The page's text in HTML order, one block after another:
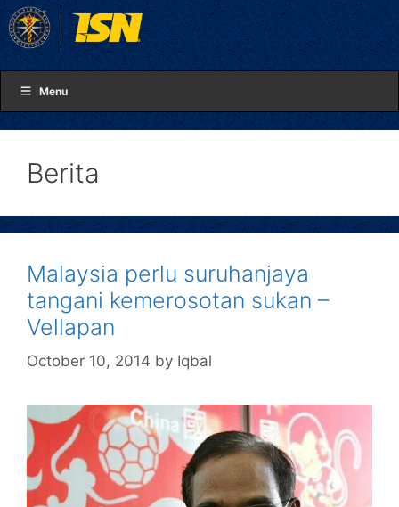
Menu
Berita
Malaysia perlu suruhanjaya
tangani kemerosotan sukan –
Vellapan
October 10, 2014 by Iqbal